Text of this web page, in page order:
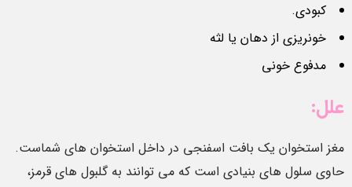
کبودی.
خونریزی از دهان یا لثه
مدفوع خونی
علل:
مغز استخوان یک بافت اسفنجی در داخل استخوان های شماست.
حاوی سلول های بنیادی است که می توانند به گلبول های قرمز،